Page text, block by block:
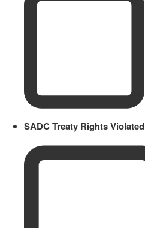
SADC Treaty Rights Violated